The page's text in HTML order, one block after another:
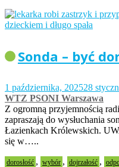
Sonda – być
1 października, 202528
WTZ PSONI Warszawa
Z ogromną przyjemnością
zapraszają do wysłuchania
Łazienkach Królewskich.
się w…..
dorosłość , wybór , dojrzałość ,